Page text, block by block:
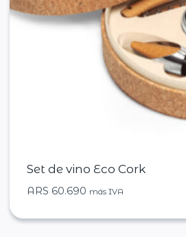
Set de vino Eco Cork
ARS 60.690 más IVA